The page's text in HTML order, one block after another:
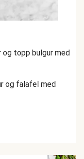
og topp bulgur med
og falafel med